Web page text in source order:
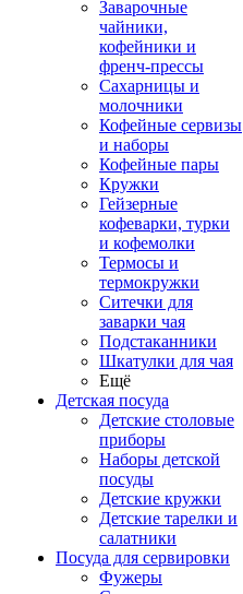
Заварочные
чайники,
кофейники и
френч-прессы
Сахарницы и
молочники
Кофейные сервизы
и наборы
Кофейные пары
Кружки
Гейзерные
кофеварки, турки
и кофемолки
Термосы и
термокружки
Ситечки для
заварки чая
Подстаканники
Шкатулки для чая
Ещё
Детская посуда
Детские столовые
приборы
Наборы детской
посуды
Детские кружки
Детские тарелки и
салатники
Посуда для сервировки
Фужеры